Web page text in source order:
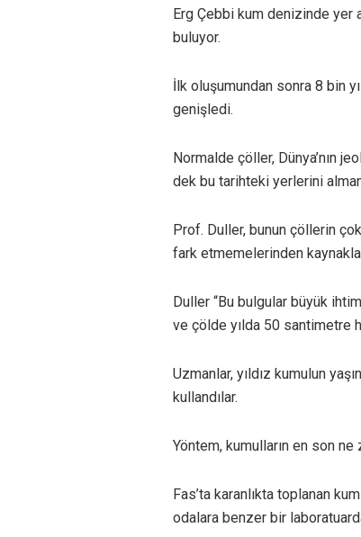
Erg Çebbi kum denizinde yer
buluyor.
İlk oluşumundan sonra 8 bin
genişledi.
Normalde çöller, Dünya’nın
dek bu tarihteki yerlerini
Prof. Duller, bunun çöllerin
fark etmemelerinden
Duller “Bu bulgular büyük
ve çölde yılda 50 santimetre
Uzmanlar, yıldız kumulun
kullandılar.
Yöntem, kumulların en son ne
Fas’ta karanlıkta toplanan
odalara benzer bir